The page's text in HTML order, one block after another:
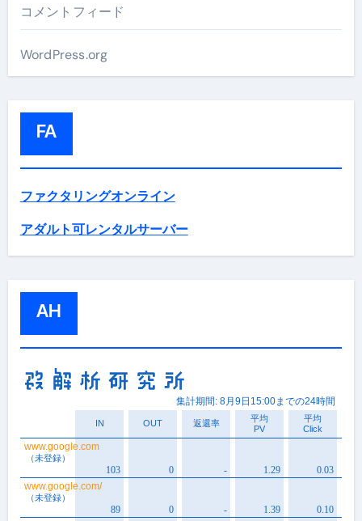
コメントフィード
WordPress.org
FA
ファクタリングオンライン
アダルト可レンタルサーバー
AH